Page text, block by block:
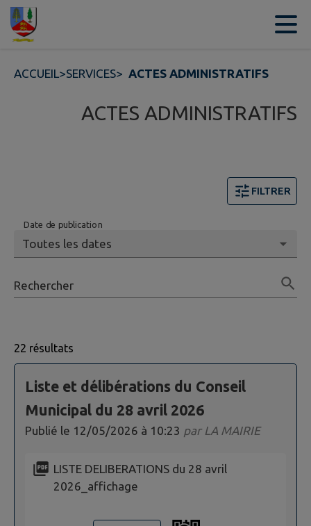
Contenu
ACCUEIL>SERVICES> ACTES ADMINISTRATIFS
ACTES ADMINISTRATIFS
FILTRER
Date de publication
Rechercher
22 résultats
Liste et délibérations du Conseil
Municipal du 28 avril 2026
Publié le 12/05/2026 à 10:23 par LA MAIRIE
LISTE DELIBERATIONS du 28 avril
2026_affichage